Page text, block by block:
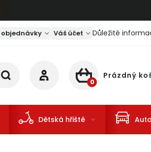
Váš účet Důležité
NÁKUPNÍ KOŠÍK
Prázdný
Dětská hřiště